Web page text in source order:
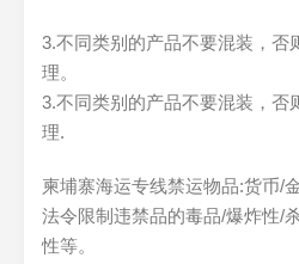
3.不同类别的产品不要混装，否
理。
3.不同类别的产品不要混装，否
理.
柬埔寨海运专线禁运物品:货币/
法令限制违禁品的毒品/爆炸性/
性等。